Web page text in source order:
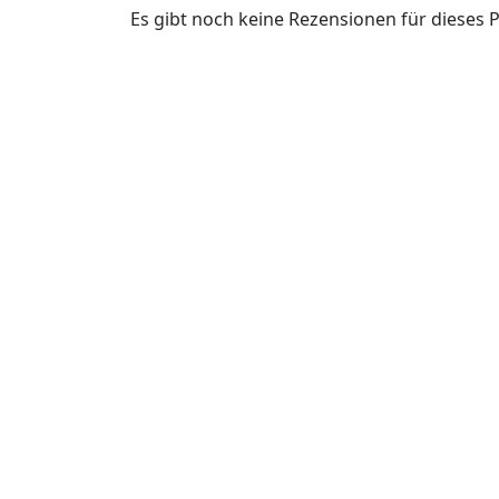
Es gibt noch keine Rezensionen für dieses